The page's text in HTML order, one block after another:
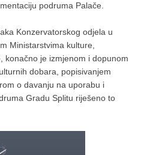
podruma Palače.
Konzervatorskog odjela u
Ministarstvima kulture,
konačno je izmjenom i dopunom
dobara, popisivanjem
o davanju na uporabu i
Gradu Splitu riješeno to